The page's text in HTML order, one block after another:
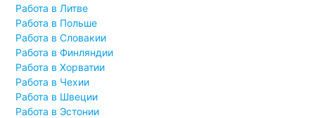
Работа в Литве
Работа в Польше
Работа в Словакии
Работа в Финляндии
Работа в Хорватии
Работа в Чехии
Работа в Швеции
Работа в Эстонии